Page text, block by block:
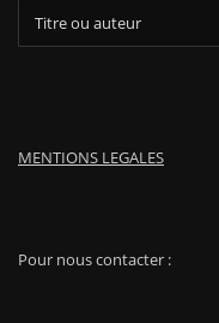
MENTIONS LEGALES
Pour nous contacter :